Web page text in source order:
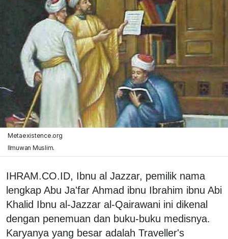
Metaexistence.org
Ilmuwan Muslim.
IHRAM.CO.ID, Ibnu al Jazzar, pemilik nama
lengkap Abu Ja'far Ahmad ibnu Ibrahim ibnu Abi
Khalid Ibnu al-Jazzar al-Qairawani ini dikenal
dengan penemuan dan buku-buku medisnya.
Karyanya yang besar adalah Traveller's